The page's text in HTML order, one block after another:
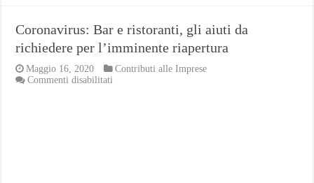
Coronavirus: Bar e ristoranti, gli aiuti da
richiedere per l’imminente riapertura
Maggio 16, 2020
Contributi alle Imprese
Commenti disabilitati